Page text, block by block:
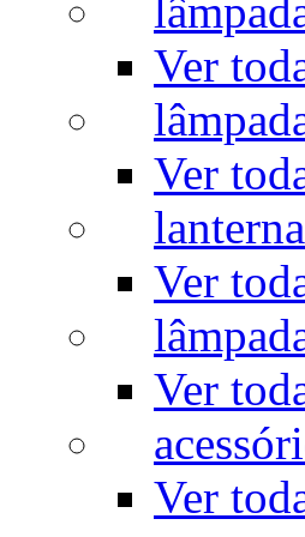
Ver
Ver
Ver
Ver
Ver